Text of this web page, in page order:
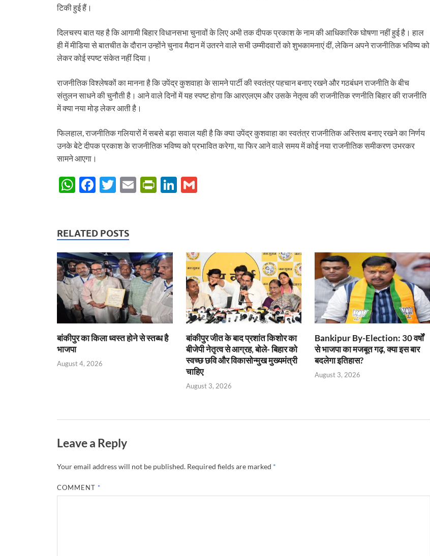
टिकी हुई हैं।
दिलचस्प बात यह है कि आगामी बिहार विधानसभा चुनावों के लिए अभी तक दीपक प्रकाश के नाम की आधिकारिक घोषणा नहीं हुई है। हाल
ही में मीडिया से बातचीत के दौरान उन्होंने चुनाव मैदान में उतरने वाले सभी उम्मीदवारों को शुभकामनाएं दीं, लेकिन अपने राजनीतिक भविष्य को
लेकर कोई स्पष्ट संकेत नहीं दिया।
राजनीतिक विश्लेषकों का मानना है कि उपेंद्र कुशवाहा के सामने पार्टी की स्वतंत्र पहचान बनाए रखने और गठबंधन राजनीति के बीच
संतुलन साधने की चुनौती है। आने वाले दिनों में यह स्पष्ट होगा कि आरएलएम और उसके नेतृत्व की राजनीतिक रणनीति बिहार की राजनीति
में क्या नया मोड़ लेकर आती है।
फिलहाल, राजनीतिक गलियारों में सबसे बड़ा सवाल यही है कि क्या उपेंद्र कुशवाहा का स्वतंत्र राजनीतिक अस्तित्व बनाए रखने का निर्णय
उनके बेटे दीपक प्रकाश के राजनीतिक भविष्य को प्रभावित करेगा, या फिर आने वाले समय में कोई नया राजनीतिक समीकरण उभरकर
सामने आएगा।
W
s
A
p
p
F
b
o
o
k
T
er
E
P
ie
n
dl
y
Li
dI
RELATED POSTS
बांकीपुर का किला ध्वस्त होने से स्तब्ध है
भाजपा
August 4, 2026
बांकीपुर जीत के बाद प्रशांत किशोर का
बीजेपी नेतृत्व से आग्रह, बोले- बिहार को
स्वच्छ छवि और विकासोन्मुख मुख्यमंत्री
चाहिए
August 3, 2026
Bankipur By-Election: 30 वर्षों
से भाजपा का मजबूत गढ़, क्या इस बार
बदलेगा इतिहास?
August 3, 2026
Leave a Reply
Your email address will not be published. Required fields are marked *
COMMENT *